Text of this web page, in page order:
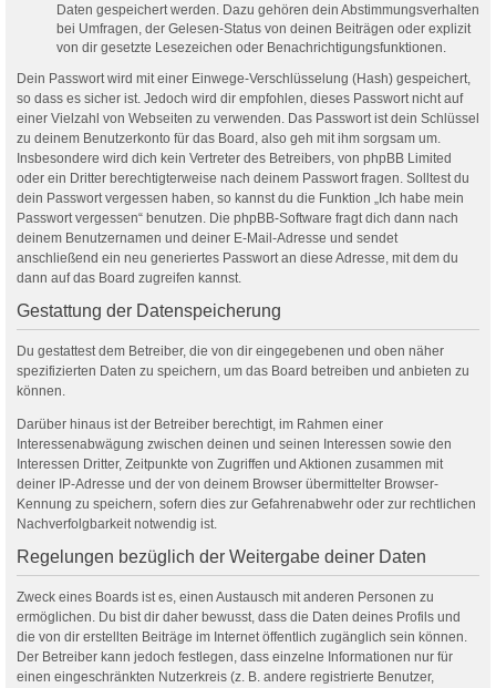
Daten gespeichert werden. Dazu gehören dein Abstimmungsverhalten
bei Umfragen, der Gelesen-Status von deinen Beiträgen oder explizit
von dir gesetzte Lesezeichen oder Benachrichtigungsfunktionen.
Dein Passwort wird mit einer Einwege-Verschlüsselung (Hash) gespeichert,
so dass es sicher ist. Jedoch wird dir empfohlen, dieses Passwort nicht auf
einer Vielzahl von Webseiten zu verwenden. Das Passwort ist dein Schlüssel
zu deinem Benutzerkonto für das Board, also geh mit ihm sorgsam um.
Insbesondere wird dich kein Vertreter des Betreibers, von phpBB Limited
oder ein Dritter berechtigterweise nach deinem Passwort fragen. Solltest du
dein Passwort vergessen haben, so kannst du die Funktion „Ich habe mein
Passwort vergessen“ benutzen. Die phpBB-Software fragt dich dann nach
deinem Benutzernamen und deiner E-Mail-Adresse und sendet
anschließend ein neu generiertes Passwort an diese Adresse, mit dem du
dann auf das Board zugreifen kannst.
Gestattung der Datenspeicherung
Du gestattest dem Betreiber, die von dir eingegebenen und oben näher
spezifizierten Daten zu speichern, um das Board betreiben und anbieten zu
können.
Darüber hinaus ist der Betreiber berechtigt, im Rahmen einer
Interessenabwägung zwischen deinen und seinen Interessen sowie den
Interessen Dritter, Zeitpunkte von Zugriffen und Aktionen zusammen mit
deiner IP-Adresse und der von deinem Browser übermittelter Browser-
Kennung zu speichern, sofern dies zur Gefahrenabwehr oder zur rechtlichen
Nachverfolgbarkeit notwendig ist.
Regelungen bezüglich der Weitergabe deiner Daten
Zweck eines Boards ist es, einen Austausch mit anderen Personen zu
ermöglichen. Du bist dir daher bewusst, dass die Daten deines Profils und
die von dir erstellten Beiträge im Internet öffentlich zugänglich sein können.
Der Betreiber kann jedoch festlegen, dass einzelne Informationen nur für
einen eingeschränkten Nutzerkreis (z. B. andere registrierte Benutzer,